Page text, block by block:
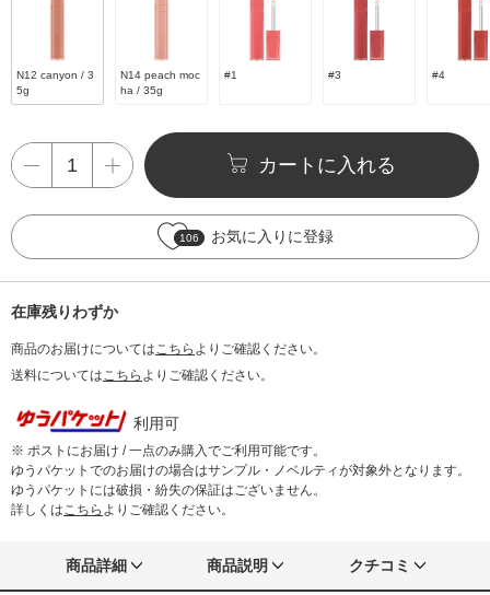
N12 canyon / 3
5g
N14 peach moc
ha / 35g
#1 #3 #4
カートに入れる
106 お気に入りに登録
在庫残りわずか
商品のお届けについてはこちら よりご確認ください。
送料についてはこちら よりご確認ください。
利用可
※ ポストにお届け / 一点のみ購入でご利用可能です。
ゆうパケットでのお届けの場合はサンプル・ノベルティが対象外となります。
ゆうパケットには破損・紛失の保証はございません。
詳しくはこちら よりご確認ください。
商品詳細 商品説明 クチコミ